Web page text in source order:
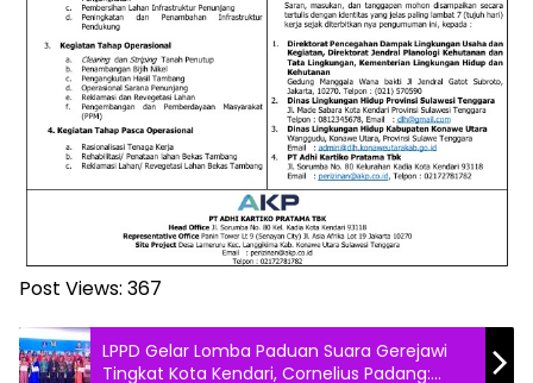
Post Views: 367
LPPD Gelar Lomba Paduan Suara Gerejawi
Tingkat Kota Kendari, Cornelius Padang: